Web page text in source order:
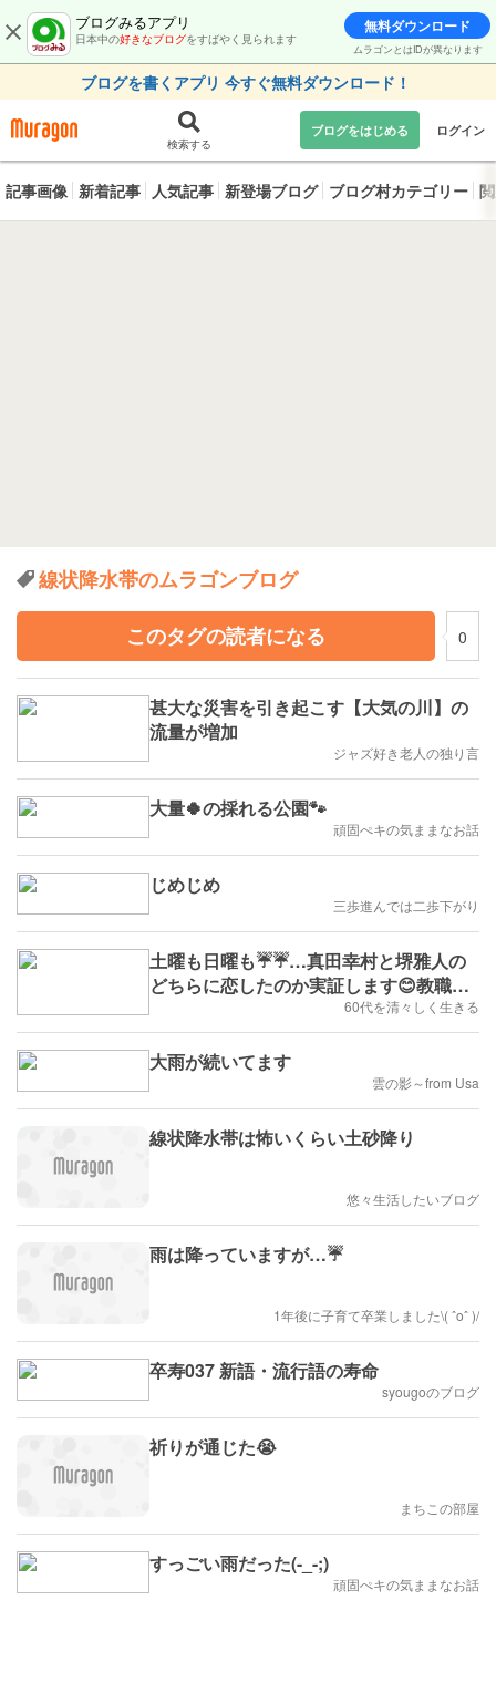
ブログみるアプリ
日本中の好きなブログをすばやく見られます
無料ダウンロード
ムラゴンとはIDが異なります
ブログを書くアプリ 今すぐ無料ダウンロード！
検索する
ブログをはじめる ログイン
記事画像 新着記事 人気記事 新登場ブログ ブログ村カテゴリー
線状降水帯のムラゴンブログ
このタグの読者になる
0
甚大な災害を引き起こす【大気の川】の
流量が増加
ジャズ好き老人の独り言
大量🍀の採れる公園🐾
頑固ぺキの気ままなお話
じめじめ
三歩進んでは二歩下がり
土曜も日曜も☔☔…真田幸村と堺雅人の
どちらに恋したのか実証します😊教職断
60代を清々しく生きる
大雨が続いてます
雲の影～from Usa
線状降水帯は怖いくらい土砂降り
悠々生活したいブログ
雨は降っていますが…☔️
1年後に子育て卒業しました\( ˆoˆ )/
卒寿037 新語・流行語の寿命
syougoのブログ
祈りが通じた😭
まちこの部屋
すっごい雨だった(-_-;)
頑固ぺキの気ままなお話